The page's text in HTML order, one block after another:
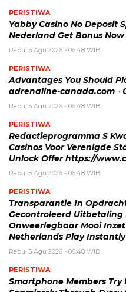
PERISTIWA
Yabby Casino No Deposit
Nederland Get Bonus Now
Rabu, 5 Agu 2026 - 06:48 WIB
PERISTIWA
Advantages You Should
adrenaline-canada.com ◦
Rabu, 5 Agu 2026 - 06:48 WIB
PERISTIWA
Redactieprogramma S
Casinos Voor Verenigde
Unlock Offer https://
Rabu, 5 Agu 2026 - 06:48 WIB
PERISTIWA
Transparantie In
Gecontroleerd Uitbetaling
Onweerlegbaar Mooi Inzet
Netherlands Play Instantly
Rabu, 5 Agu 2026 - 06:48 WIB
PERISTIWA
Smartphone Members Try